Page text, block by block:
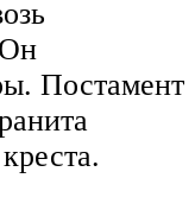
Постамент